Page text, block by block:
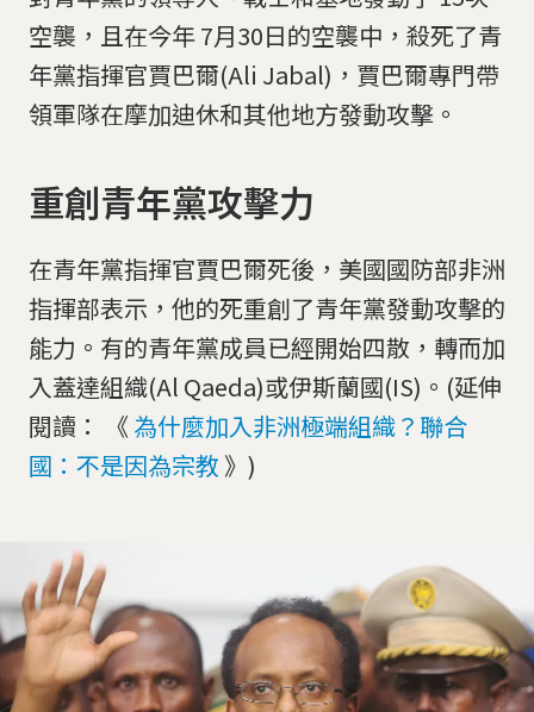
空襲，且在今年 7月30日的空襲中，殺死了青
年黨指揮官賈巴爾(Ali Jabal)，賈巴爾專門帶
領軍隊在摩加迪休和其他地方發動攻擊。
重創青年黨攻擊力
在青年黨指揮官賈巴爾死後，美國國防部非洲
指揮部表示，他的死重創了青年黨發動攻擊的
能力。有的青年黨成員已經開始四散，轉而加
入蓋達組織(Al Qaeda)或伊斯蘭國(IS)。(延伸
閱讀： 《 為什麼加入非洲極端組織？聯合
國：不是因為宗教 》)